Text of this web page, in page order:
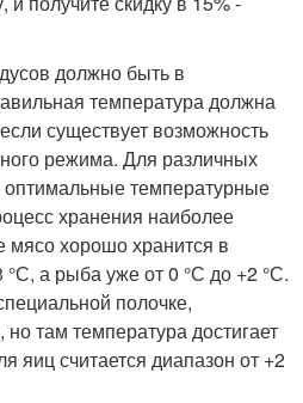
должно быть в
температура должна
существует возможность
режима. Для различных
температурные
хранения наиболее
хорошо хранится в
°С, а рыба уже от 0 °С до +2 °С.
полочке,
там температура достигает
яиц считается диапазон от +2